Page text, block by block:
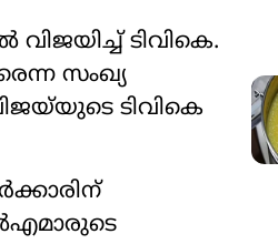
ടിവികെ.
സംഖ്യ
ടിവികെ